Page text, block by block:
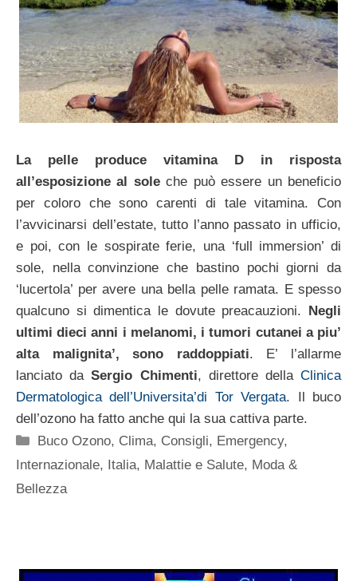
La pelle produce vitamina D in risposta
all’esposizione al soleche può essere un beneficio
per coloro che sono carenti di tale vitamina. Con
l’avvicinarsi dell’estate, tutto l’anno passato in ufficio,
e poi, con le sospirate ferie, una ‘full immersion’ di
sole, nella convinzione che bastino pochi giorni da
‘lucertola’ per avere una bella pelle ramata. E spesso
qualcuno si dimentica le dovute preacauzioni.
Negli
ultimi dieci anni i melanomi, i tumori cutanei a piu’
alta malignita’, sono raddoppiati. E’ l’allarme
lanciato daSergio Chimenti, direttore dellaClinica
Dermatologica dell’Universita’di Tor Vergata. Il buco
dell’ozono ha fatto anche qui la sua cattiva parte.
Categorie
Buco Ozono, Clima, Consigli, Emergency,
Internazionale, Italia, Malattie e Salute, Moda &
Bellezza